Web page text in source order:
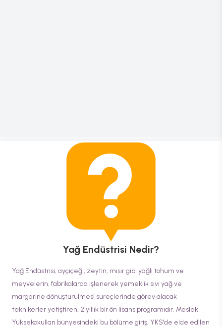
Yağ Endüstrisi Nedir?
Yağ Endüstrisi, ayçiçeği, zeytin, mısır gibi yağlı tohum ve
meyvelerin, fabrikalarda işlenerek yemeklik sıvı yağ ve
margarine dönüştürülmesi süreçlerinde görev alacak
teknikerler yetiştiren, 2 yıllık bir ön lisans programıdır. Meslek
Yüksekokulları bünyesindeki bu bölüme giriş, YKS'de elde edilen